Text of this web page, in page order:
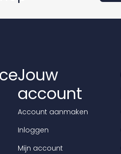
Jouw
account
Account aanmaken
Inloggen
Mijn account